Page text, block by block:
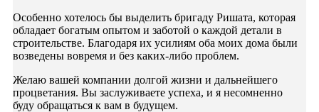
Особенно хотелось бы выделить бригаду Ришата, которая
обладает богатым опытом и заботой о каждой детали в
строительстве. Благодаря их усилиям оба моих дома были
возведены вовремя и без каких-либо проблем.
Желаю вашей компании долгой жизни и дальнейшего
процветания. Вы заслуживаете успеха, и я несомненно
буду обращаться к вам в будущем.